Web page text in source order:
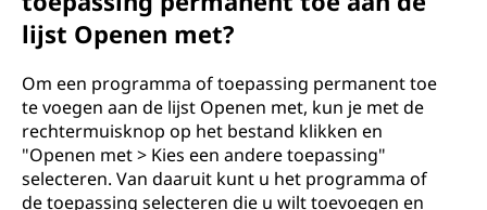
lijst Openen met?
Om een programma of toepassing permanent toe
te voegen aan de lijst Openen met, kun je met de
rechtermuisknop op het bestand klikken en
"Openen met > Kies een andere toepassing"
selecteren. Van daaruit kunt u het programma of
de toepassing selecteren die u wilt toevoegen en